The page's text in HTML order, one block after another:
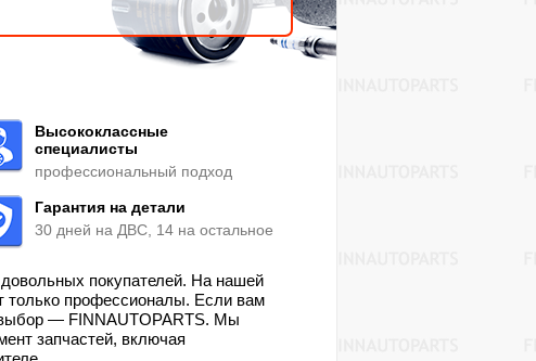
Высококлассные
специалисты
профессиональный подход
Гарантия на детали
30 дней на ДВС, 14 на остальное
покупателей. На нашей
только профессионалы. Если вам
выбор — FINNAUTOPARTS. Мы
запчастей, включая